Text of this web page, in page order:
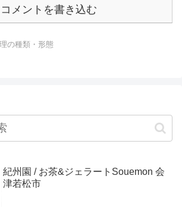
コメントを書き込む
の種類・形態
紀州園 / お茶&ジェラートSouemon 会
津若松市